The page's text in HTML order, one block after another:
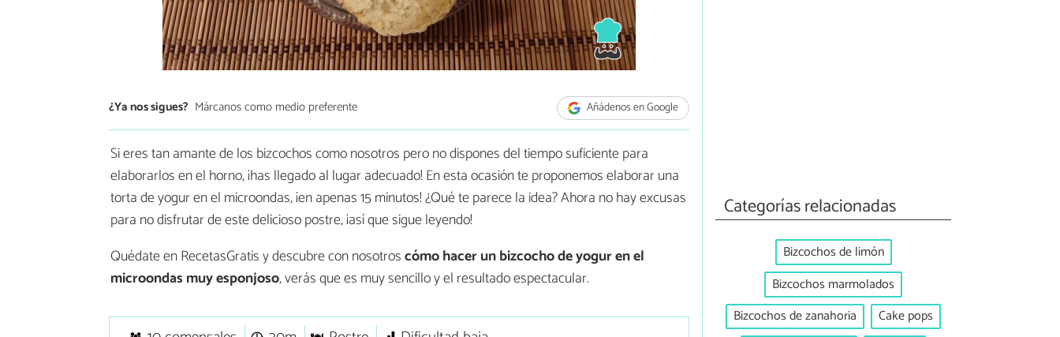
¿Ya nos sigues? Márcanos como medio preferente Añádenos en Google
Si eres tan amante de los bizcochos como nosotros pero no dispones del tiempo suficiente para
elaborarlos en el horno, ¡has llegado al lugar adecuado! En esta ocasión te proponemos elaborar una
torta de yogur en el microondas, ¡en apenas 15 minutos! ¿Qué te parece la idea? Ahora no hay excusas
para no disfrutar de este delicioso postre, ¡así que sigue leyendo!
Quédate en RecetasGratis y descubre con nosotroscómo hacer un bizcocho de yogur en el
microondas muy esponjoso, verás que es muy sencillo y el resultado espectacular.
Categorías relacionadas
Bizcochos de limón
Bizcochos marmolados
Bizcochos de zanahoria
Cake pops